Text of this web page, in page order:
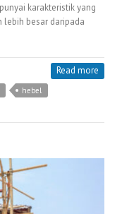
karakteristik yang
lebih besar daripada
hebel
Read more